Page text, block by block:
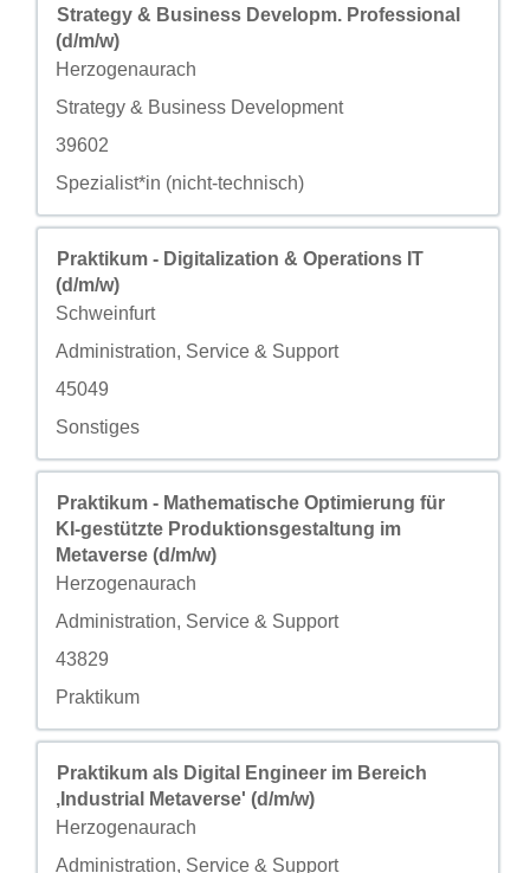
职务
Strategy & Business Developm. Professional
(d/m/w)
城市
Herzogenaurach
自定义字段 2
Strategy & Business Development
自定义字段 3
39602
自定义字段 4
Spezialist*in (nicht-technisch)
使用空格键进行选择以查看职位信息的完整内容。
职务
Praktikum - Digitalization & Operations IT
(d/m/w)
城市
Schweinfurt
自定义字段 2
Administration, Service & Support
自定义字段 3
45049
自定义字段 4
Sonstiges
使用空格键进行选择以查看职位信息的完整内容。
职务
Praktikum - Mathematische Optimierung für
KI-gestützte Produktionsgestaltung im
Metaverse (d/m/w)
城市
Herzogenaurach
自定义字段 2
Administration, Service & Support
自定义字段 3
43829
自定义字段 4
Praktikum
使用空格键进行选择以查看职位信息的完整内容。
职务
Praktikum als Digital Engineer im Bereich
‚Industrial Metaverse' (d/m/w)
城市
Herzogenaurach
自定义字段 2
Administration, Service & Support
使用空格键进行选择以查看职位信息的完整内容。